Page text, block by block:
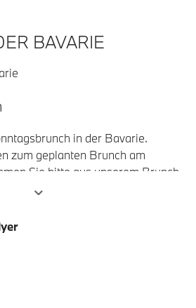
BAVARIE
in der Bavarie.
zum geplanten Brunch am
Sie bitte aus unserem Brunch